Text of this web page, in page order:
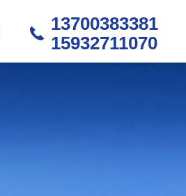
13700383381
15932711070